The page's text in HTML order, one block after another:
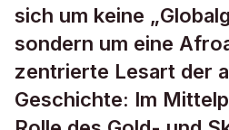
sich um keine
sondern um eine
zentrierte Lesart der
Geschichte: Im